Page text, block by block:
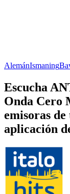
AlemánIsmaning
Escucha
Onda Cero
emisoras
aplicación